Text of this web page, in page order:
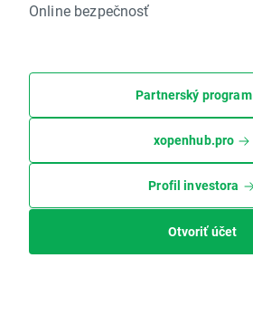
Online bezpečnosť
Partnerský program
xopenhub.pro
Profil investora
Otvoriť účet